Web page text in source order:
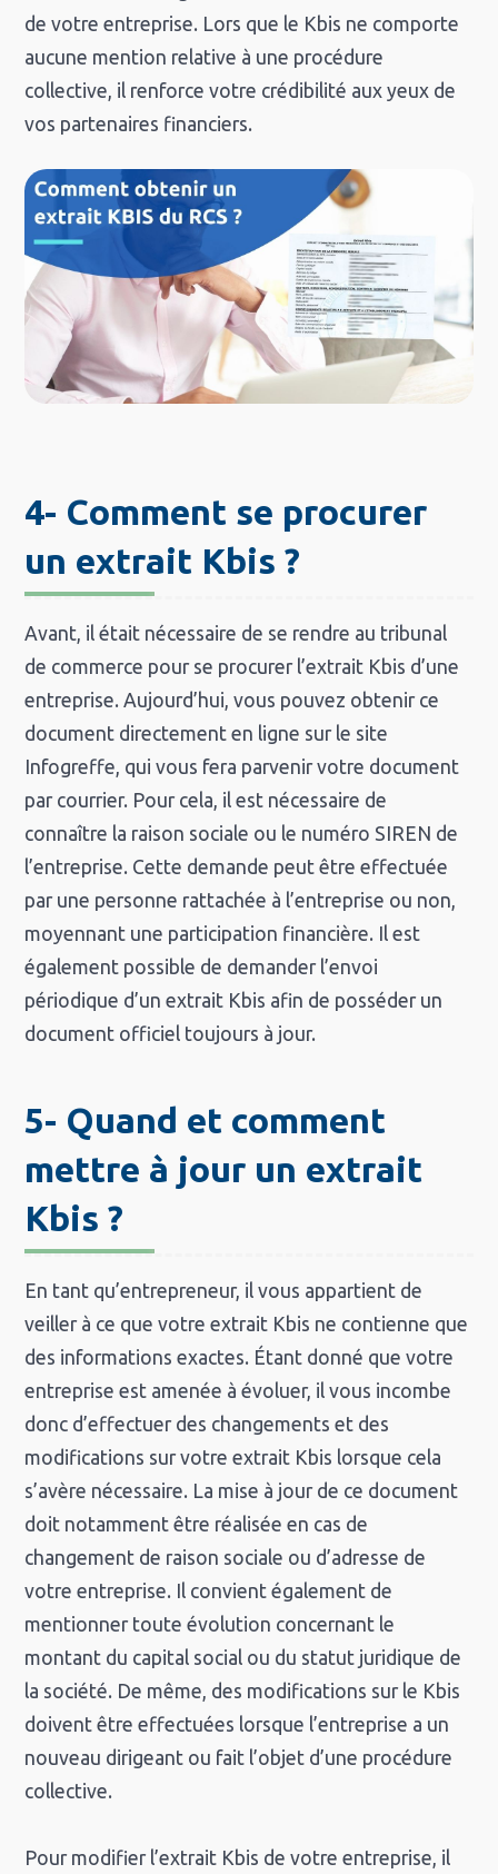
de votre entreprise. Lors que le Kbis ne comporte
aucune mention relative à une procédure
collective, il renforce votre crédibilité aux yeux de
vos partenaires financiers.
4- Comment se procurer
un extrait Kbis ?
Avant, il était nécessaire de se rendre au tribunal
de commerce pour se procurer l’extrait Kbis d’une
entreprise. Aujourd’hui, vous pouvez obtenir ce
document directement en ligne sur le site
Infogreffe, qui vous fera parvenir votre document
par courrier. Pour cela, il est nécessaire de
connaître la raison sociale ou le numéro SIREN de
l’entreprise. Cette demande peut être effectuée
par une personne rattachée à l’entreprise ou non,
moyennant une participation financière. Il est
également possible de demander l’envoi
périodique d’un extrait Kbis afin de posséder un
document officiel toujours à jour.
5- Quand et comment
mettre à jour un extrait
Kbis ?
En tant qu’entrepreneur, il vous appartient de
veiller à ce que votre extrait Kbis ne contienne que
des informations exactes. Étant donné que votre
entreprise est amenée à évoluer, il vous incombe
donc d’effectuer des changements et des
modifications sur votre extrait Kbis lorsque cela
s’avère nécessaire. La mise à jour de ce document
doit notamment être réalisée en cas de
changement de raison sociale ou d’adresse de
votre entreprise. Il convient également de
mentionner toute évolution concernant le
montant du capital social ou du statut juridique de
la société. De même, des modifications sur le Kbis
doivent être effectuées lorsque l’entreprise a un
nouveau dirigeant ou fait l’objet d’une procédure
collective.
Pour modifier l’extrait Kbis de votre entreprise, il